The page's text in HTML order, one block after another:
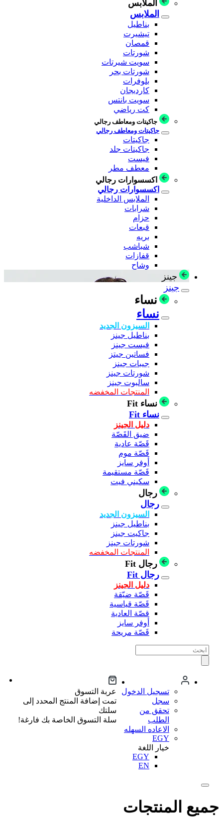
الملابس
الملابس
بناطيل
تيشيرت
قمصان
شورتات
سويت شيرتات
شورتات بحر
بلوفرات
كارديجان
سويت بانتس
كت رياضي
جاكيتات ومعاطف رجالي
جاكيتات ومعاطف رجالي
جاكيتات
جاكيتات جلد
فيست
معطف مطر
اكسسوارات رجالي
اكسسوارات رجالي
الملابس الداخلية
شرابات
حزام
قبعات
بريه
شباشب
قفازات
وشاح
جينز
جينز
نساء
نساء
السيزون الجديد
بناطيل جينز
فيست جينز
فساتين جيتز
جيبات جينز
شورتات جينز
سالبوت جينز
المنتجات المخفضه
نساء Fit
نساء Fit
دليل الجينز
ضيق القَصّة
قَصّة عادية
قَصّة موم
أوفر سايز
قَصّة مستقيمة
سكيني فيت
رجال
رجال
السيزون الجديد
بناطيل جينز
جاكيت جينز
شورتات جينز
المنتجات المخفضه
رجال Fit
رجال Fit
دليل الجينز
قَصّة ضيّقة
قَصّة قياسية
قصّة العادية
أوفر سايز
قَصّة مريحة
تسجيل الدخول
سجل
تحقق من
الطلب
الاعاده السهله
EGY
خيار اللغة
EGY
EN
عربة التسوق
تمت إضافة المنتج المحدد إلى
سلتك
سلة التسوق الخاصة بك فارغة!
جميع المنتجات